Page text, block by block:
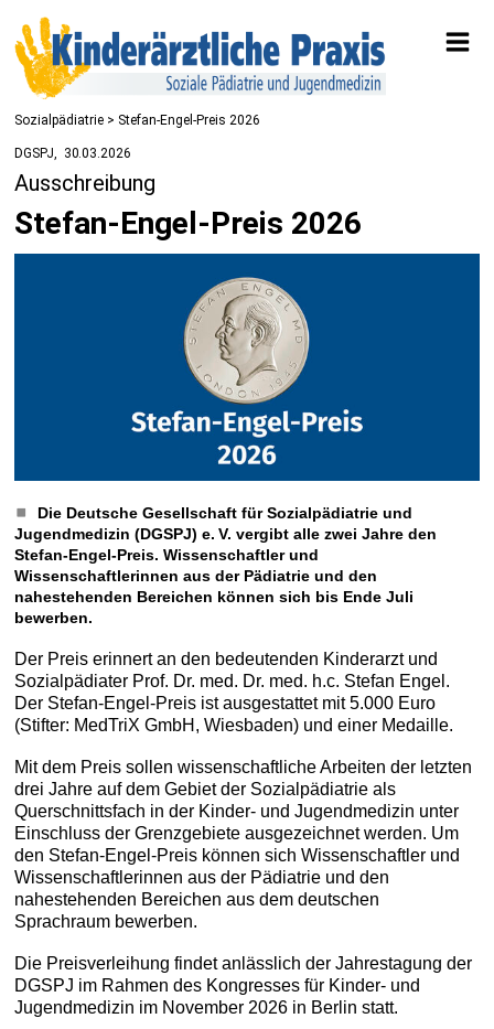
Sozialpädiatrie > Stefan-Engel-Preis 2026
DGSPJ 30.03.2026
Ausschreibung
Stefan-Engel-Preis 2026
Die Deutsche Gesellschaft für Sozial­pädiatrie und
Jugendmedizin (DGSPJ) e. V. vergibt alle zwei Jahre den
Stefan-Engel-Preis. Wissenschaftler und
Wissenschaftlerinnen aus der Pädiatrie und den
nahestehenden Bereichen können sich bis Ende Juli
bewerben.
Der Preis erinnert an den bedeutenden Kinderarzt und
Sozialpädiater Prof. Dr. med. Dr. med. h.c. Stefan ­Engel.
Der Stefan-Engel-Preis ist ausgestattet mit 5.000 Euro
(Stifter: MedTriX GmbH, Wiesbaden) und einer Medaille.
Mit dem Preis sollen wissenschaftliche Arbeiten der letzten
drei Jahre auf dem Gebiet der Sozialpädiatrie als
Querschnittsfach in der Kinder- und Jugendmedizin unter
Einschluss der Grenzgebiete ausgezeichnet werden. Um
den Stefan-Engel-Preis können sich Wissenschaftler und
Wissenschaftlerinnen aus der Pädiatrie und den
nahestehenden Bereichen aus dem deutschen
Sprachraum bewerben.
Die Preisverleihung findet anlässlich der Jahrestagung der
DGSPJ im Rahmen des Kongresses für Kinder- und
Jugendmedizin im November 2026 in Berlin statt.